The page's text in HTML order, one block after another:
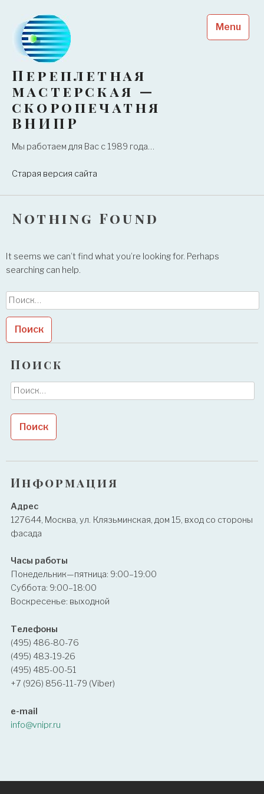
content
Переплетная
мастерская —
скоропечатня
ВНИПР
Мы работаем для Вас с 1989 года…
Старая версия сайта
Menu
Nothing Found
It seems we can’t find what you’re looking for. Perhaps
searching can help.
Найти:
Поиск
Найти:
Информация
Адрес
127644, Москва, ул. Клязьминская, дом 15, вход со стороны
фасада
Часы работы
Понедельник—пятница: 9:00–19:00
Суббота: 9:00–18:00
Воскресенье: выходной
Телефоны
(495) 486-80-76
(495) 483-19-26
(495) 485-00-51
+7 (926) 856-11-79 (Viber)
e-mail
info@vnipr.ru